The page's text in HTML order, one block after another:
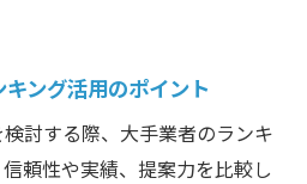
ング活用のポイント
討する際、大手業者のランキ
頼性や実績、提案力を比較し